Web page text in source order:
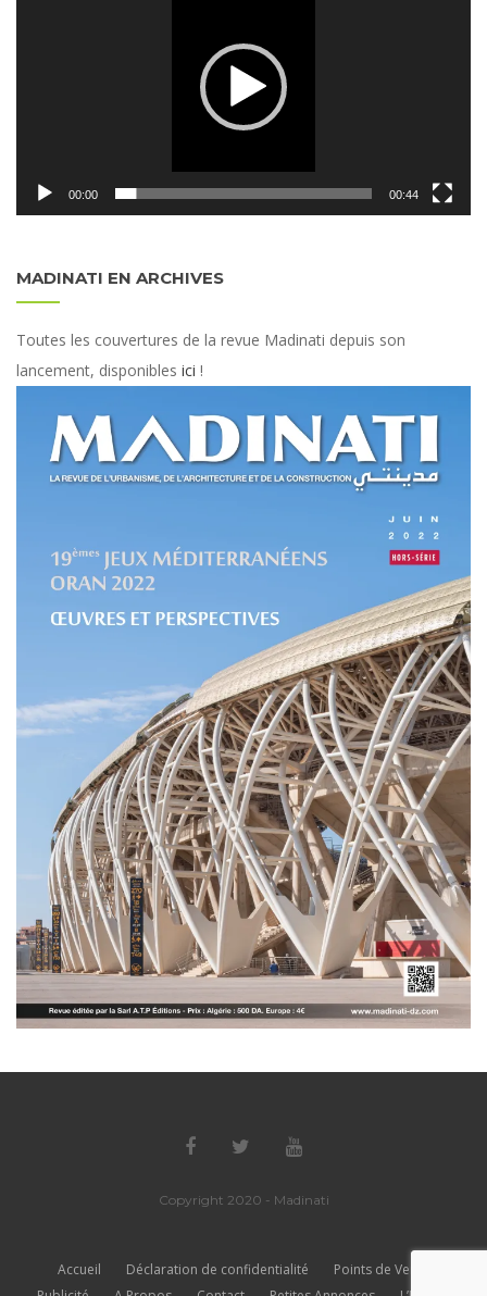
00:00 00:44
MADINATI EN ARCHIVES
Toutes les couvertures de la revue Madinati depuis son
lancement, disponibles ici !
Copyright 2020 - Madinati
Accueil Déclaration de confidentialité
Points de Vente